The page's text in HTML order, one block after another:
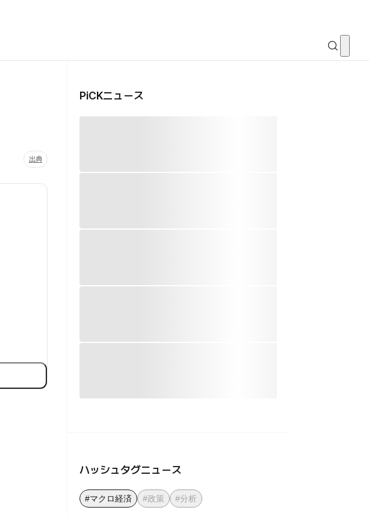
出典
PiCKニュース
ハッシュタグニュース
#マクロ経済 #政策 #分析